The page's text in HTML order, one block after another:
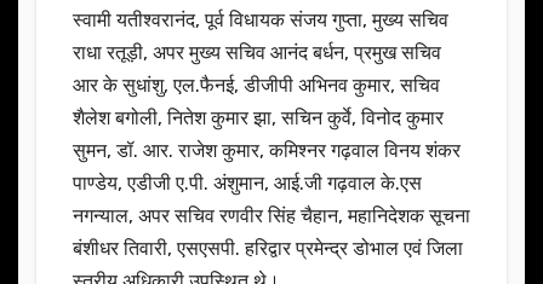
स्वामी यतीश्वरानंद, पूर्व विधायक संजय गुप्ता, मुख्य सचिव
राधा रतूड़ी, अपर मुख्य सचिव आनंद बर्धन, प्रमुख सचिव
आर के सुधांशु, एल.फैनई, डीजीपी अभिनव कुमार, सचिव
शैलेश बगोली, नितेश कुमार झा, सचिन कुर्वे, विनोद कुमार
सुमन, डॉ. आर. राजेश कुमार, कमिश्नर गढ़वाल विनय शंकर
पाण्डेय, एडीजी ए.पी. अंशुमान, आई.जी गढ़वाल के.एस
नगन्याल, अपर सचिव रणवीर सिंह चैहान, महानिदेशक सूचना
बंशीधर तिवारी, एसएसपी. हरिद्वार प्रमेन्द्र डोभाल एवं जिला